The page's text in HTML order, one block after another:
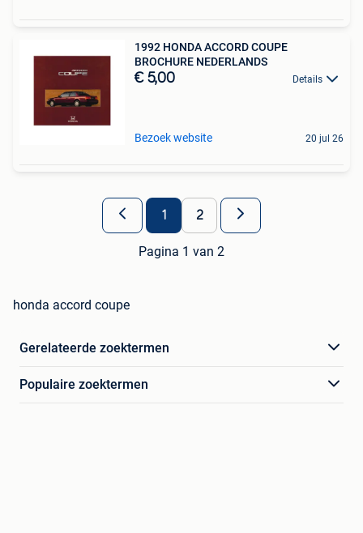
1992 HONDA ACCORD COUPE
BROCHURE NEDERLANDS
€ 5,00 Details
Bezoek website 20 jul 26
1 2
Pagina 1 van 2
honda accord coupe
Gerelateerde zoektermen
Populaire zoektermen